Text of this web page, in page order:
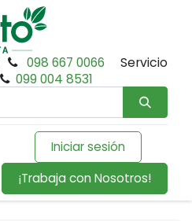
098 667 0066
Servicio
099 004 8531
Iniciar sesión
¡Trabaja con Nosotros!